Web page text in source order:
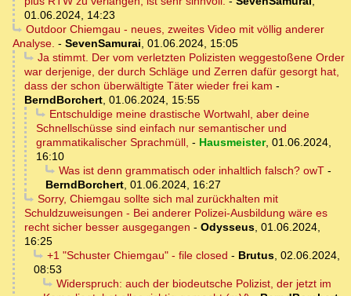
01.06.2024, 14:23
Outdoor Chiemgau - neues, zweites Video mit völlig anderer
Analyse. - SevenSamurai, 01.06.2024, 15:05
Ja stimmt. Der vom verletzten Polizisten weggestoßene Order
war derjenige, der durch Schläge und Zerren dafür gesorgt hat,
dass der schon überwältigte Täter wieder frei kam -
BerndBorchert, 01.06.2024, 15:55
Entschuldige meine drastische Wortwahl, aber deine
Schnellschüsse sind einfach nur semantischer und
grammatikalischer Sprachmüll, - Hausmeister, 01.06.2024,
16:10
Was ist denn grammatisch oder inhaltlich falsch? owT-
BerndBorchert, 01.06.2024, 16:27
Sorry, Chiemgau sollte sich mal zurückhalten mit
Schuldzuweisungen - Bei anderer Polizei-Ausbildung wäre es
recht sicher besser ausgegangen - Odysseus, 01.06.2024,
16:25
+1 "Schuster Chiemgau" - file closed - Brutus, 02.06.2024,
08:53
Widerspruch: auch der biodeutsche Polizist, der jetzt im